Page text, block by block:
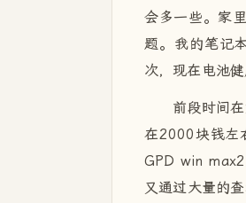
会多一些。家
题。我的笔记
次，现在电池
前段时间
在2000块钱左
GPD win max2
又通过大量的